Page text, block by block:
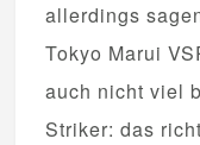
allerdings
Tokyo Marui
auch nicht viel
Striker: das